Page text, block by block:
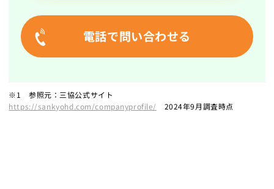
電話で問い合わせる
※1 参照元：三協公式サイト
https://sankyohd.com/companyprofile/
2024年9月調査時点